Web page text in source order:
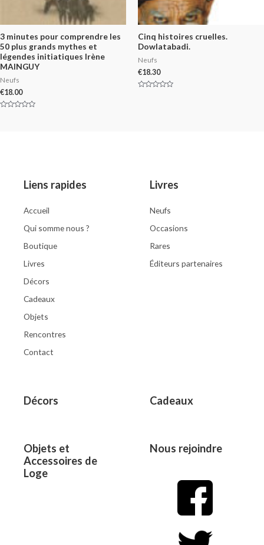
3 minutes pour comprendre les
50 plus grands mythes et
légendes initiatiques Irène
MAINGUY
Neufs
€18.00
Cinq histoires cruelles.
Dowlatabadi.
Neufs
€18.30
Liens rapides
Accueil
Qui somme nous ?
Boutique
Livres
Décors
Cadeaux
Objets
Rencontres
Contact
Livres
Neufs
Occasions
Rares
Éditeurs partenaires
Décors Cadeaux
Objets et
Accessoires de
Loge
Nous rejoindre